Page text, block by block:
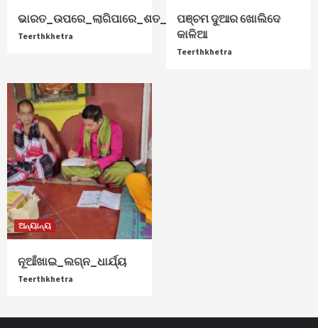
ଭାରତ_ଉପରେ_ଲାଗିପାରେ_ଶତ_ପ୍ରତିଶତ_ଟାରିଫ୍
Teerthkhetra
ପଞ୍ଚମ ଦୁଆର ଖୋଲିଦେ
କାଳିଆ
Teerthkhetra
ଅନ୍ୟାନ୍ୟ
ନୂଆଁଖାଇ_ଲଗ୍ନ_ଧାର୍ଯ୍ୟ
Teerthkhetra